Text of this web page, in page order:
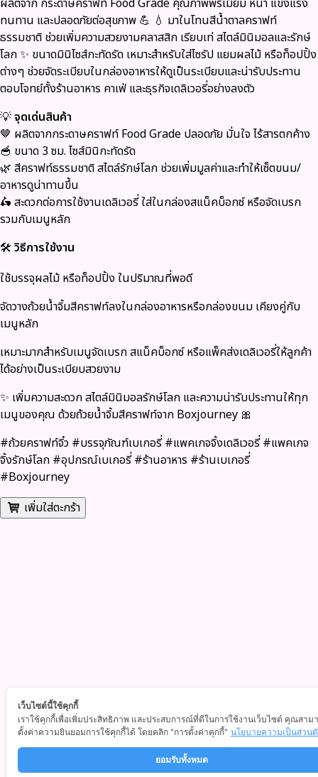
ผลิตจาก กระดาษคราฟท์ Food Grade คุณภาพพรีเมียม หนา แข็งแรง
ทนทาน และปลอดภัยต่อสุขภาพ 💪 💧 มาในโทนสีน้ำตาลคราฟท์
ธรรมชาติ ช่วยเพิ่มความสวยงามคลาสสิก เรียบเท่ สไตล์มินิมอลและรักษ์
โลก ✨ ขนาดมินิไซส์กะทัดรัด เหมาะสำหรับใส่ไซรัป แยมผลไม้ หรือท็อปปิ้ง
ต่างๆ ช่วยจัดระเบียบในกล่องอาหารให้ดูเป็นระเบียบและน่ารับประทาน
ตอบโจทย์ทั้งร้านอาหาร คาเฟ่ และธุรกิจเดลิเวอรี่อย่างลงตัว
💡จุดเด่นสินค้า
🤎 ผลิตจากกระดาษคราฟท์ Food Grade ปลอดภัย มั่นใจ ไร้สารตกค้าง
🥣 ขนาด 3 ซม. ไซส์มินิกะทัดรัด
🌿 สีคราฟท์ธรรมชาติ สไตล์รักษ์โลก ช่วยเพิ่มมูลค่าและทำให้เซ็ตขนม/
อาหารดูน่าทานขึ้น
🛵 สะดวกต่อการใช้งานเดลิเวอรี่ ใส่ในกล่องสแน็คบ็อกซ์ หรือจัดเบรก
รวมกับเมนูหลัก
🛠 วิธีการใช้งาน
ใช้บรรจุผลไม้ หรือท็อปปิ้ง ในปริมาณที่พอดี
จัดวางถ้วยน้ำจิ้มสีคราฟท์ลงในกล่องอาหารหรือกล่องขนม เคียงคู่กับ
เมนูหลัก
เหมาะมากสำหรับเมนูจัดเบรก สแน็คบ็อกซ์ หรือแพ็คส่งเดลิเวอรี่ให้ลูกค้า
ได้อย่างเป็นระเบียบสวยงาม
✨ เพิ่มความสะดวก สไตล์มินิมอลรักษ์โลก และความน่ารับประทานให้ทุก
เมนูของคุณ ด้วยถ้วยน้ำจิ้มสีคราฟท์จาก Boxjourney 🎀
#ถ้วยคราฟท์จิ๋ว #บรรจุภัณฑ์เบเกอรี่ #แพคเกจจิ้งเดลิเวอรี่ #แพคเกจ
จิ้งรักษ์โลก #อุปกรณ์เบเกอรี่ #ร้านอาหาร #ร้านเบเกอรี่
#Boxjourney
เพิ่มใส่ตะกร้า
เว็บไซต์นี้ใช้คุกกี้
เราใช้คุกกี้เพื่อเพิ่มประสิทธิภาพ และประสบการณ์ที่ดีในการใช้งานเว็บไซต์ คุณสาม
ตั้งค่าความยินยอมการใช้คุกกี้ได้ โดยคลิก "การตั้งค่าคุกกี้" นโยบายความเป็นส่วน
ยอมรับทั้งหมด